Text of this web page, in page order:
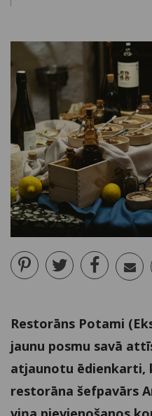
Restorāns Potami
jaunu posmu savā
atjaunotu ēdienkarti,
restorāna šefpavārs